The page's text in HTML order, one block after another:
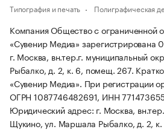
Типография и печать Полиграфическая
Компания Общество с ограниченной
«Сувенир Медиа» зарегистрирована
г. Москва, вн.тер.г. муниципальный
Рыбалко, д. 2, к. 6, помещ. 267.
«Сувенир Медиа». При регистрации
ОГРН 1087746482691, ИНН
Юридический адрес: г. Москва,
Щукино, ул. Маршала Рыбалко, д. 2,